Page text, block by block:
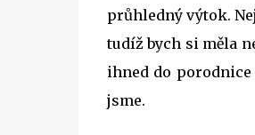
průhledný výtok.
tudíž bych si měla
ihned do
jsme.